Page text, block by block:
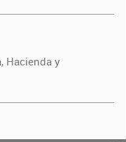
Hacienda y